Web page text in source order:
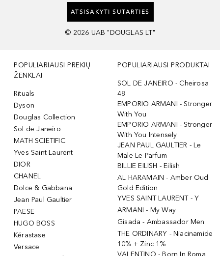
ATSISAKYTI SUTARTIES
© 2026 UAB "DOUGLAS LT"
POPULIARIAUSI PREKIŲ
ŽENKLAI
Rituals
Dyson
Douglas Collection
Sol de Janeiro
MATH SCIETIFIC
Yves Saint Laurent
DIOR
CHANEL
Dolce & Gabbana
Jean Paul Gaultier
PAESE
HUGO BOSS
Kérastase
Versace
POPULIARIAUSI PRODUKTAI
SOL DE JANEIRO - Cheirosa
48
EMPORIO ARMANI - Stronger
With You
EMPORIO ARMANI - Stronger
With You Intensely
JEAN PAUL GAULTIER - Le
Male Le Parfum
BILLIE EILISH - Eilish
AL HARAMAIN - Amber Oud
Gold Edition
YVES SAINT LAURENT - Y
ARMANI - My Way
Gisada - Ambassador Men
THE ORDINARY - Niacinamide
10% + Zinc 1%